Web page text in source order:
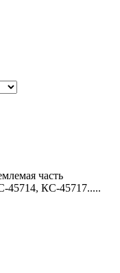
часть
45714, КС-45717.....